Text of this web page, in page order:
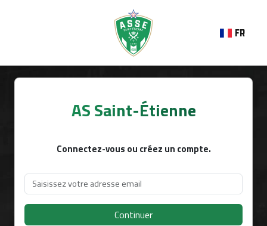
FR
AS Saint-Étienne
Connectez-vous ou créez un compte.
Continuer